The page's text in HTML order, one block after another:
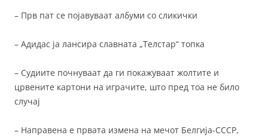
– Прв пат се појавуваат албуми со сликички
– Адидас ја лансира славната „Телстар“ топка
– Судиите почнуваат да ги покажуваат жолтите и
црвените картони на играчите, што пред тоа не било
случај
– Направена е првата измена на мечот Белгија-СССР,